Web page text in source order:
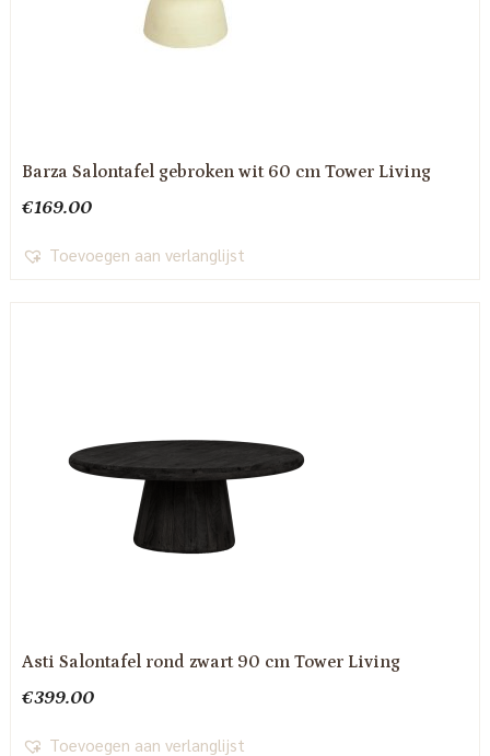
Barza Salontafel gebroken wit 60 cm Tower Living
€169.00
Toevoegen aan verlanglijst
Asti Salontafel rond zwart 90 cm Tower Living
€399.00
Toevoegen aan verlanglijst